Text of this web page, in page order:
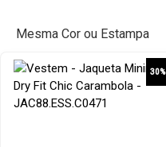
Mesma Cor ou Estampa
30%